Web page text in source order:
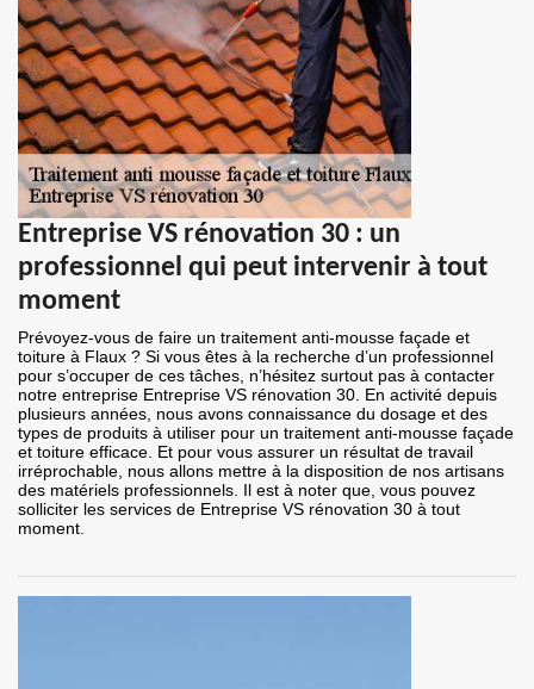
Entreprise VS rénovation 30 : un
professionnel qui peut intervenir à tout
moment
Prévoyez-vous de faire un traitement anti-mousse façade et
toiture à Flaux ? Si vous êtes à la recherche d’un professionnel
pour s’occuper de ces tâches, n’hésitez surtout pas à contacter
notre entreprise Entreprise VS rénovation 30. En activité depuis
plusieurs années, nous avons connaissance du dosage et des
types de produits à utiliser pour un traitement anti-mousse façade
et toiture efficace. Et pour vous assurer un résultat de travail
irréprochable, nous allons mettre à la disposition de nos artisans
des matériels professionnels. Il est à noter que, vous pouvez
solliciter les services de Entreprise VS rénovation 30 à tout
moment.